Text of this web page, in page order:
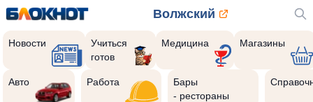
Волжский
Новости
Учиться
готов
Медицина Магазины
Авто Работа
Бары
- рестораны